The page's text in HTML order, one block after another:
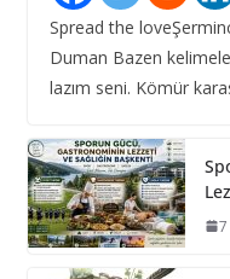
Spread the
Duman Bazen
lazım seni. Kömür